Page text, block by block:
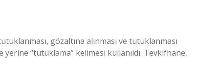
gözaltına alınması ve tutuklanması
“tutuklama” kelimesi kullanıldı. Tevkifhane,